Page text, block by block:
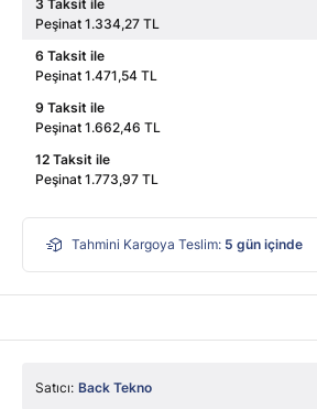
3 Taksit ile
Peşinat 1.334,27 TL
6 Taksit ile
Peşinat 1.471,54 TL
9 Taksit ile
Peşinat 1.662,46 TL
12 Taksit ile
Peşinat 1.773,97 TL
Tahmini Kargoya Teslim: 5 gün içinde
Satıcı: Back Tekno